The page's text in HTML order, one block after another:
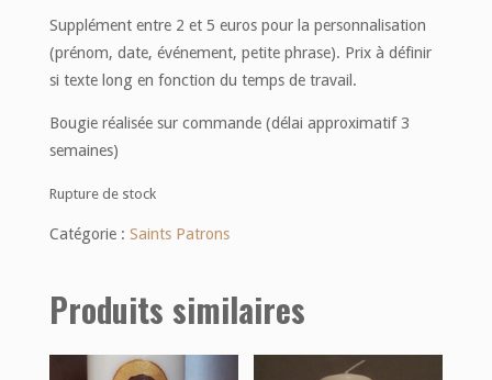
Supplément entre 2 et 5 euros pour la personnalisation
(prénom, date, événement, petite phrase). Prix à définir
si texte long en fonction du temps de travail.
Bougie réalisée sur commande (délai approximatif 3
semaines)
Rupture de stock
Catégorie : Saints Patrons
Produits similaires